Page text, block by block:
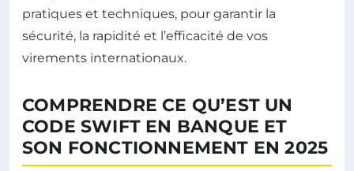
pratiques et techniques, pour garantir la
sécurité, la rapidité et l’efficacité de vos
virements internationaux.
COMPRENDRE CE QU’EST UN
CODE SWIFT EN BANQUE ET
SON FONCTIONNEMENT EN 2025